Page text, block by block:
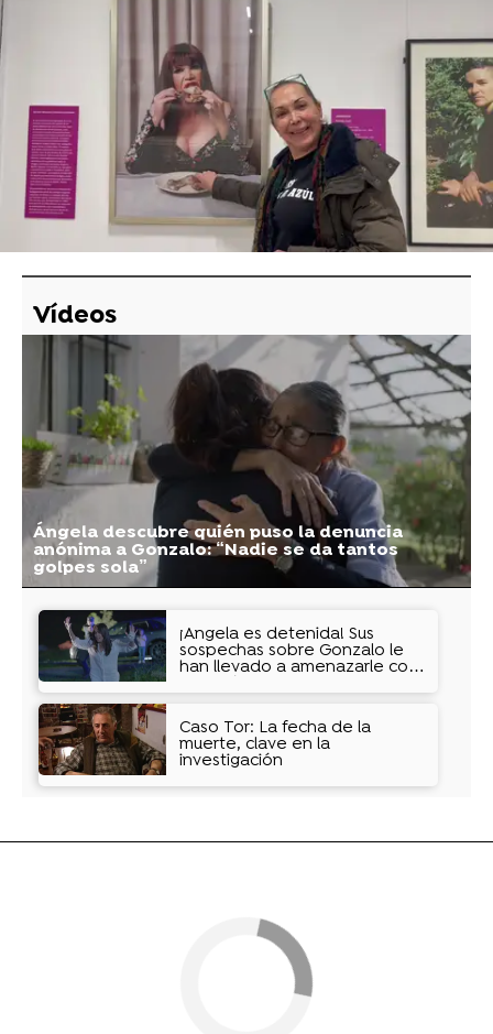
"Siempre sueño con que algún día se nos trate
como los seres humanos que somos", asegura
una escena emotiva de la serie.
atresplayer
Atresplayer Premium » Vestidas de azul » Noticias
Vídeos
Ángela descubre quién puso la denuncia
anónima a Gonzalo: “Nadie se da tantos
golpes sola”
¡Ángela es detenida! Sus
sospechas sobre Gonzalo le
han llevado a amenazarle con
Caso Tor: La fecha de la
muerte, clave en la
investigación